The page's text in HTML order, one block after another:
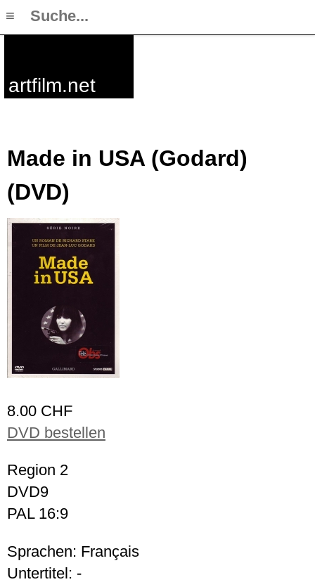
artfilm.net
Made in USA (Godard)
(DVD)
8.00 CHF
DVD bestellen
Region 2
DVD9
PAL 16:9
Sprachen: Français
Untertitel: -
≡